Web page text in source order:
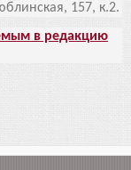
157, к.2.
в редакцию